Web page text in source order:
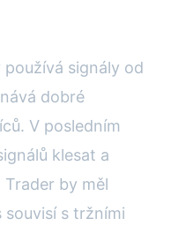
signály od
dobré
V posledním
klesat a
by měl
souvisí s tržními